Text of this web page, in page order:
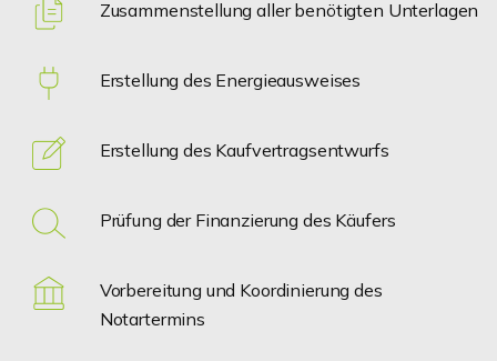
Zusammenstellung aller benötigten Unterlagen
Erstellung des Energieausweises
Erstellung des Kaufvertragsentwurfs
Prüfung der Finanzierung des Käufers
Vorbereitung und Koordinierung des
Notartermins